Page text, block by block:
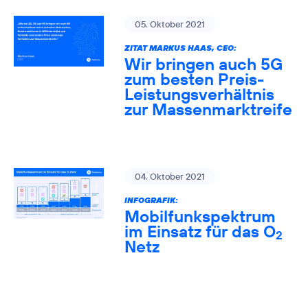
05. Oktober 2021
ZITAT MARKUS HAAS, CEO:
Wir bringen auch 5G
zum besten Preis-
Leistungsverhältnis
zur Massenmarktreife
04. Oktober 2021
INFOGRAFIK:
Mobilfunkspektrum
im Einsatz für das O2
Netz